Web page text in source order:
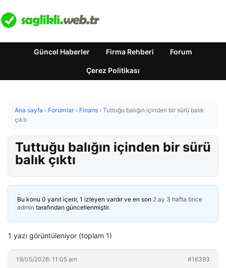
Güncel Haberler Firma Rehberi Forum
Çerez Politikası
Ana sayfa › Forumlar › Finans › Tuttuğu balığın içinden bir sürü balık
çıktı
Tuttuğu balığın içinden bir sürü
balık çıktı
Bu konu 0 yanıt içerir, 1 izleyen vardır ve en son 2 ay 3 hafta önce
admin tarafından güncellenmiştir.
1 yazı görüntüleniyor (toplam 1)
19/05/2026: 11:05 am #16393